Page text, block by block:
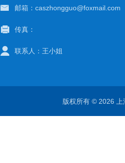
邮箱：caszhongguo@foxmail.com
传真：
联系人：王小姐
版权所有 © 2026